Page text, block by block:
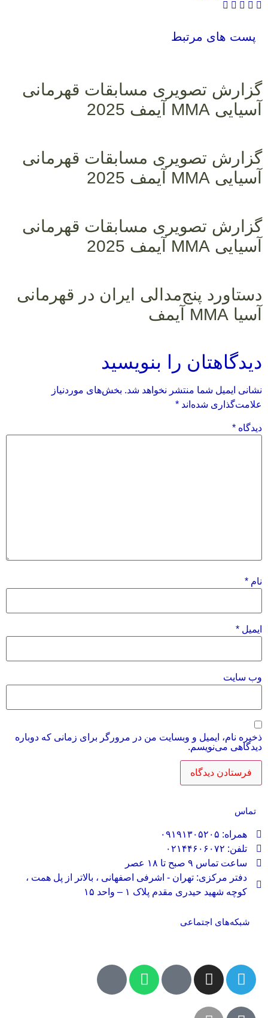
پست های مرتبط
گزارش تصویری مسابقات قهرمانی
آسیایی MMA آیمف 2025
گزارش تصویری مسابقات قهرمانی
آسیایی MMA آیمف 2025
گزارش تصویری مسابقات قهرمانی
آسیایی MMA آیمف 2025
دستاورد پنج‌مدالی ایران در قهرمانی
آسیا MMA آیمف
دیدگاهتان را بنویسید
نشانی ایمیل شما منتشر نخواهد شد. بخش‌های موردنیاز
علامت‌گذاری شده‌اند *
دیدگاه *
نام *
ایمیل *
وب‌ سایت
ذخیره نام، ایمیل و وبسایت من در مرورگر برای زمانی که دوباره
دیدگاهی می‌نویسم.
تماس
همراه: ۰۹۱۹۱۳۰۵۲۰۵
تلفن: ۰۲۱۴۴۶۰۶۰۷۲
ساعت تماس ۹ صبح تا ۱۸ عصر
دفتر مرکزی: تهران - اشرفی اصفهانی ، بالاتر از پل همت ،
کوچه شهید حیدری مقدم پلاک ۱ – واحد ۱۵
شبکه‌های اجتماعی